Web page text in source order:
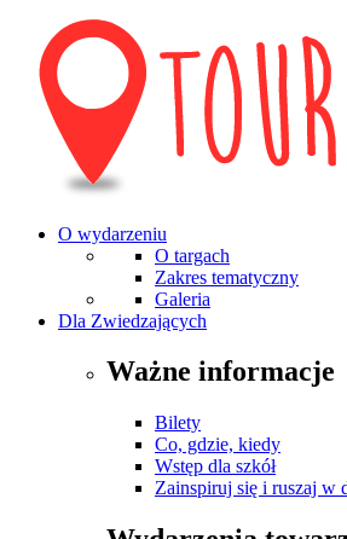
O wydarzeniu
O targach
Zakres tematyczny
Galeria
Dla Zwiedzających
Ważne informacje
Bilety
Co, gdzie, kiedy
Wstęp dla szkół
Zainspiruj się i ruszaj w